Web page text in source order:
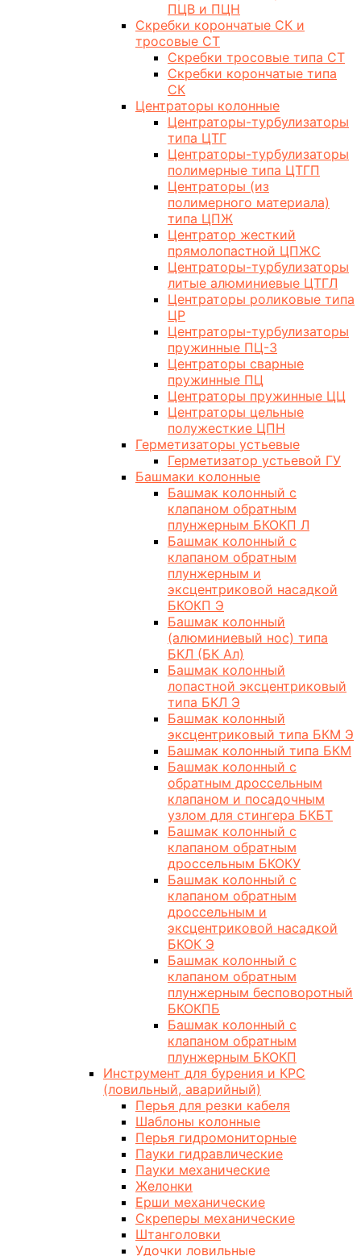
ПЦВ и ПЦН
Скребки корончатые СК и
тросовые СТ
Скребки тросовые типа СТ
Скребки корончатые типа
СК
Центраторы колонные
Центраторы-турбулизаторы
типа ЦТГ
Центраторы-турбулизаторы
полимерные типа ЦТГП
Центраторы (из
полимерного материала)
типа ЦПЖ
Центратор жесткий
прямолопастной ЦПЖС
Центраторы-турбулизаторы
литые алюминиевые ЦТГЛ
Центраторы роликовые типа
ЦР
Центраторы-турбулизаторы
пружинные ПЦ-3
Центраторы сварные
пружинные ПЦ
Центраторы пружинные ЦЦ
Центраторы цельные
полужесткие ЦПН
Герметизаторы устьевые
Герметизатор устьевой ГУ
Башмаки колонные
Башмак колонный с
клапаном обратным
плунжерным БКОКП Л
Башмак колонный с
клапаном обратным
плунжерным и
эксцентриковой насадкой
БКОКП Э
Башмак колонный
(алюминиевый нос) типа
БКЛ (БК Ал)
Башмак колонный
лопастной эксцентриковый
типа БКЛ Э
Башмак колонный
эксцентриковый типа БКМ Э
Башмак колонный типа БКМ
Башмак колонный с
обратным дроссельным
клапаном и посадочным
узлом для стингера БКБТ
Башмак колонный с
клапаном обратным
дроссельным БКОКУ
Башмак колонный с
клапаном обратным
дроссельным и
эксцентриковой насадкой
БКОК Э
Башмак колонный с
клапаном обратным
плунжерным бесповоротный
БКОКПБ
Башмак колонный с
клапаном обратным
плунжерным БКОКП
Инструмент для бурения и КРС
(ловильный, аварийный)
Перья для резки кабеля
Шаблоны колонные
Перья гидромониторные
Пауки гидравлические
Пауки механические
Желонки
Ерши механические
Скреперы механические
Штанголовки
Удочки ловильные